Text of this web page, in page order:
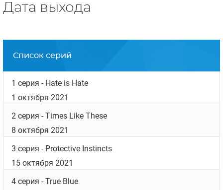
Дата выхода
Список серий
1 серия - Hate is Hate
1 октября 2021
2 серия - Times Like These
8 октября 2021
3 серия - Protective Instincts
15 октября 2021
4 серия - True Blue